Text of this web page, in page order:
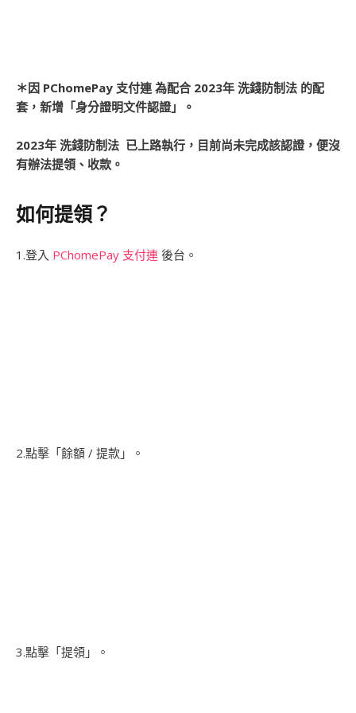
＊因 PChomePay 支付連 為配合 2023年 洗錢防制法 的配
套，新增「身分證明文件認證」。
2023年 洗錢防制法 已上路執行，目前尚未完成該認證，便沒
有辦法提領、收款。
如何提領？
1.登入 PChomePay 支付連 後台。
2.點擊「餘額 / 提款」。
3.點擊「提領」。